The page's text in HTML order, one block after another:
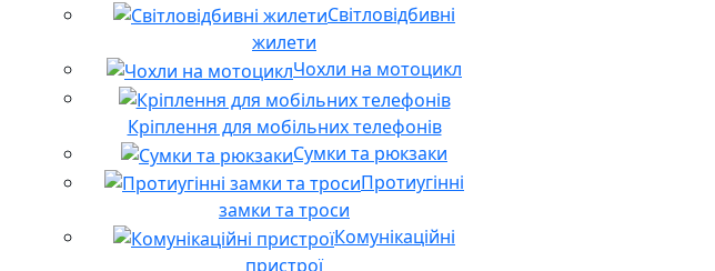
Світловідбивні
жилети
Чохли на мотоцикл
Кріплення для мобільних телефонів
Сумки та рюкзаки
Протиугінні
замки та троси
Комунікаційні
пристрої